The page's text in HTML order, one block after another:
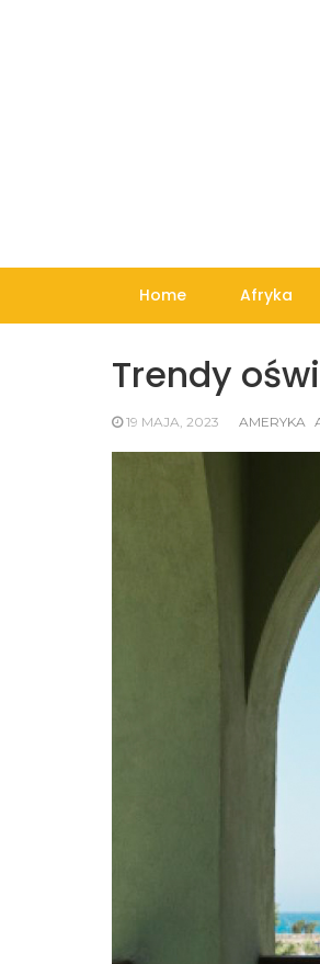
Home Afryka
Trendy
19 MAJA, 2023 AMERYKA